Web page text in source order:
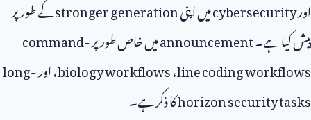
میں اپنیstronger generationکے طور پر
ہے۔announcementمیں خاص طور پرcommand-
line coding،biology workflows، اورlong-
horizon securityکا ذکر ہے۔